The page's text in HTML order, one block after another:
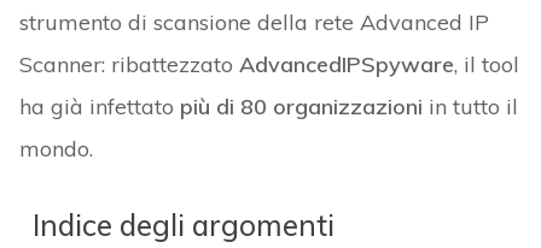
strumento di scansione della rete Advanced IP
Scanner: ribattezzato AdvancedIPSpyware, il tool
ha già infettato più di 80 organizzazioni in tutto il
mondo.
Indice degli argomenti